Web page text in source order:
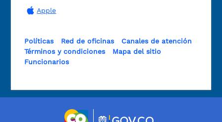
Apple
Políticas Red de oficinas
Canales de atención
Términos y condiciones
Mapa del sitio
Funcionarios